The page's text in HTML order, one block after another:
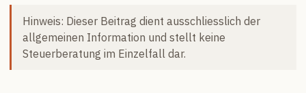
Hinweis: Dieser Beitrag dient ausschliesslich der
allgemeinen Information und stellt keine
Steuerberatung im Einzelfall dar.